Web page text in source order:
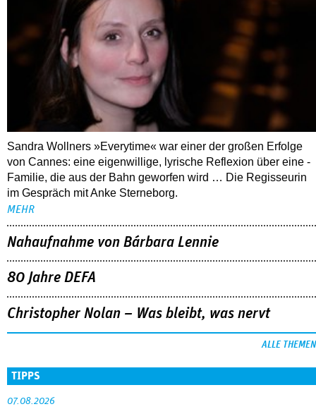
Interview mit Sandra Wollner
Sandra Wollners »Everytime« war einer der großen Erfolge
Familie, die aus der Bahn geworfen wird … Die Regisseurin
im Gespräch mit Anke Sterneborg.
MEHR
80 Jahre DEFA